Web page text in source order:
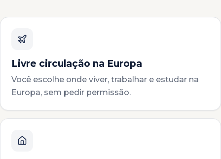
Livre circulação na Europa
Você escolhe onde viver, trabalhar e estudar na
Europa, sem pedir permissão.